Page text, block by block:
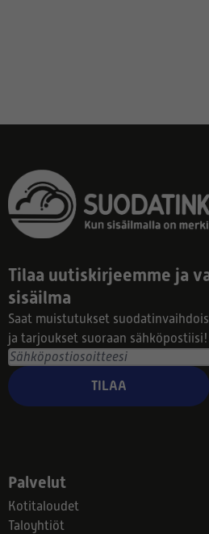
Tilaa uutiskirjeemme ja
sisäilma
Saat muistutukset
ja tarjoukset suoraan sähköpostiisi!
TILAA
Palvelut
Kotitaloudet
Taloyhtiöt